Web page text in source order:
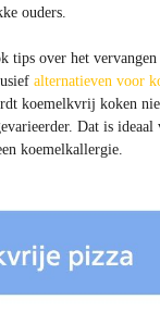
ouders.
tips over het
alternatieven voor
koemelkvrij koken
Dat is
koemelkallergie.